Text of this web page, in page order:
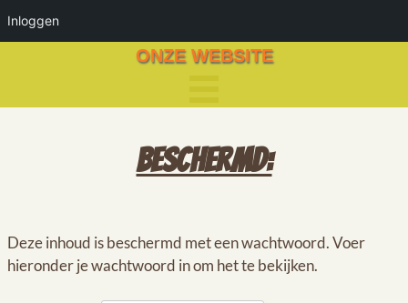
BESCHERMD:
Deze inhoud is beschermd met een wachtwoord. Voer
hieronder je wachtwoord in om het te bekijken.
ONZE WEBSITE
Inloggen